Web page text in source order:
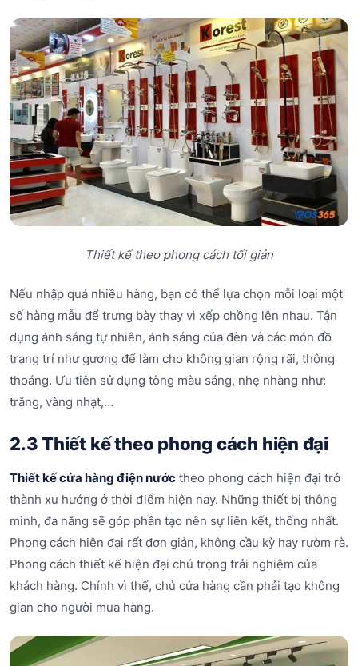
Thiết kế theo phong cách tối giản
Nếu nhập quá nhiều hàng, bạn có thể lựa chọn mỗi loại một
số hàng mẫu để trưng bày thay vì xếp chồng lên nhau. Tận
dụng ánh sáng tự nhiên, ánh sáng của đèn và các món đồ
trang trí như gương để làm cho không gian rộng rãi, thông
thoáng. Ưu tiên sử dụng tông màu sáng, nhẹ nhàng như:
trắng, vàng nhạt,…
2.3 Thiết kế theo phong cách hiện đại
Thiết kế cửa hàng điện nước theo phong cách hiện đại trở
thành xu hướng ở thời điểm hiện nay. Những thiết bị thông
minh, đa năng sẽ góp phần tạo nên sự liên kết, thống nhất.
Phong cách hiện đại rất đơn giản, không cầu kỳ hay rườm rà.
Phong cách thiết kế hiện đại chú trọng trải nghiệm của
khách hàng. Chính vì thế, chủ cửa hàng cần phải tạo không
gian cho người mua hàng.